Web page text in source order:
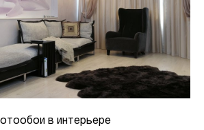
в интерьере